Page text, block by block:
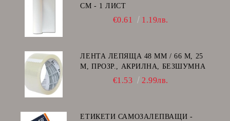
СМ - 1 ЛИСТ
€0.61 1.19лв.
ЛЕНТА ЛЕПЯЩА 48 ММ / 66 М, 25
Μ, ПРОЗР., АКРИЛНА, БЕЗШУМНА
€1.53 2.99лв.
ЕТИКЕТИ САМОЗАЛЕПВАЩИ -